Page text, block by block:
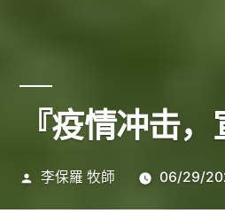
『疫情冲击，
发
李保羅 牧師 06/29/